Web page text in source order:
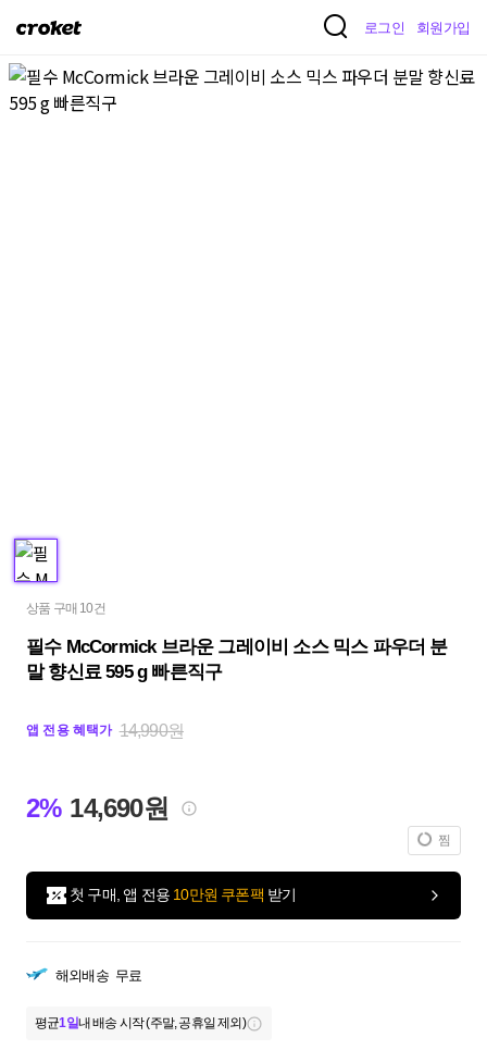
크
켓
로그인 회원가입
상품 구매 10건
필수 McCormick 브라운 그레이비 소스 믹스 파우더 분
말 향신료 595 g 빠른직구
앱 전용 혜택가 14,990원
2% 14,690원
찜
첫 구매, 앱 전용 10만원 쿠폰팩 받기
해외배송 무료
평균1일내 배송 시작 (주말, 공휴일 제외)